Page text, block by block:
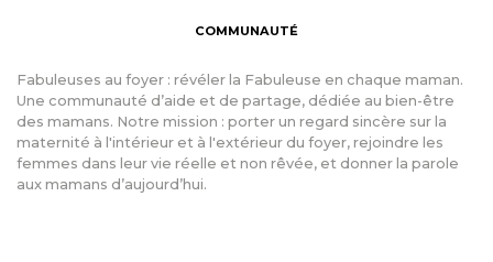
COMMUNAUTÉ
Fabuleuses au foyer : révéler la Fabuleuse en chaque maman.
Une communauté d’aide et de partage, dédiée au bien-être
des mamans. Notre mission : porter un regard sincère sur la
maternité à l'intérieur et à l'extérieur du foyer, rejoindre les
femmes dans leur vie réelle et non rêvée, et donner la parole
aux mamans d’aujourd’hui.